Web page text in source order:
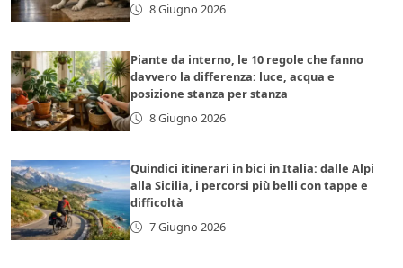
8 Giugno 2026
Piante da interno, le 10 regole che fanno
davvero la differenza: luce, acqua e
posizione stanza per stanza
8 Giugno 2026
Quindici itinerari in bici in Italia: dalle Alpi
alla Sicilia, i percorsi più belli con tappe e
difficoltà
7 Giugno 2026